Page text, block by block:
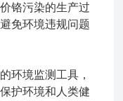
铬污染的生产过
免环境违规问题
境监测工具，
护环境和人类健